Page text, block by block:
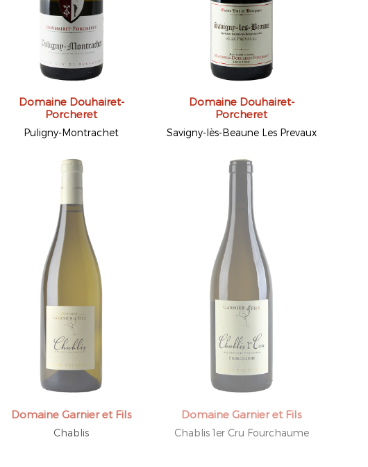
Domaine Douhairet-
Porcheret
Puligny-Montrachet
Domaine Douhairet-
Porcheret
Savigny-lès-Beaune Les Prevaux
Domaine Garnier et Fils
Chablis
Domaine Garnier et Fils
Chablis 1er Cru Fourchaume